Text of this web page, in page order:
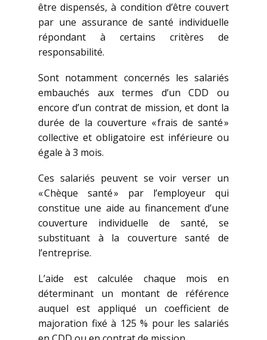
être dispensés, à condition d’être couvert
par une assurance de santé individuelle
répondant à certains critères de
responsabilité.
Sont notamment concernés les salariés
embauchés aux termes d’un CDD ou
encore d’un contrat de mission, et dont la
durée de la couverture « frais de santé »
collective et obligatoire est inférieure ou
égale à 3 mois.
Ces salariés peuvent se voir verser un
« Chèque santé » par l’employeur qui
constitue une aide au financement d’une
couverture individuelle de santé, se
substituant à la couverture santé de
l’entreprise.
L’aide est calculée chaque mois en
déterminant un montant de référence
auquel est appliqué un coefficient de
majoration fixé à 125 % pour les salariés